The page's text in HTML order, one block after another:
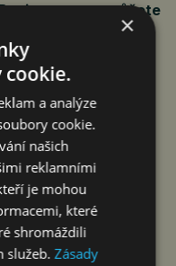
se můžete
×
cookie.
a analýze
cookie.
našich
reklamními
je mohou
které
shromáždili
služeb.Zásady